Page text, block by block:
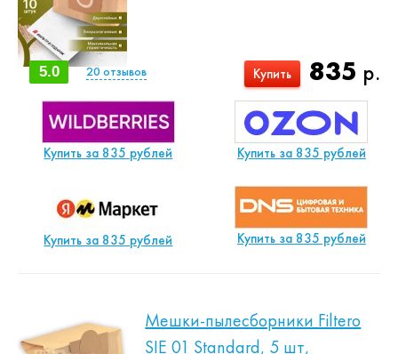
835 р.
Купить
5.0 20 отзывов
Купить за 835 рублей Купить за 835 рублей
Купить за 835 рублей Купить за 835 рублей
Мешки-пылесборники Filtero
SIE 01 Standard, 5 шт,